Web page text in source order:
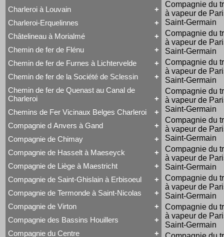
Série 29 II
Série 73
Série 82
Marchandises
Voyageurs
Tout CERTUS
Class 66
DE 18
Série 27
Série 77
Charleroi à Louvain
Tout Charleroi à Louvain
23 à 25
50 à 53
60 à 61
62 à 63
94 à 95
Charleroi-Erquelinnes
Tout Charleroi-Erquelinnes
David Joy
Saint-Léonard
Varsovie-Vienne
Châtelineau à Morialmé
Tout Châtelineau à Morialmé
42 à 44
Chemin de fer de Flénu
Tout Chemin de fer de Flénu
Chemin de fer de Flénu
Chemin de fer de Furnes à Lichtervelde
Tout Chemin de fer de Furnes à Lichtervelde
Saint-Léonard
Chemin de fer de la Société de Sclessin
Tout Chemin de fer de la Société de Sclessin
Saint-Léonard
Chemin de fer de Quenast au Canal de
Charleroi
Tout Chemin de fer de Quenast au Canal de
Charleroi
Chemin de fer de Quenast au Canal de Charleroi
Chemins de Fer Vicinaux Belges Charleroi
Tout Chemins de Fer Vicinaux Belges Charleroi
Chemins de Fer Vicinaux Belges Charleroi
Compagnie d Anvers à Gand
Tout Compagnie d Anvers à Gand
3H
4H
5H
De Ridder
Compagnie de Chimay
Tout Compagnie de Chimay
1 à 5 (Ravachol)
51-64 (Revolver)
1 à 5
120 T Nord 2.921 à 2.950
671-676 (Viennoises)
701-710 (Engerth)
711-755 (180 unités)
Engerth
G 71
Train-Tramway
Compagnie de Hasselt à Maeseyck
Tout Compagnie de Hasselt à Maeseyck
Compagnie de Hasselt à Maeseyck
Tubize Type 10
Compagnie de Liège à Maestricht
Tout Compagnie de Liège à Maestricht
Compagnie de Liège à Maestricht
Mammouth Nord-Belge
Train-Tramway
Type 28 EB
Compagnie de Saint-Ghislain à Erbisoeul
Tout Compagnie de Saint-Ghislain à Erbisoeul
Marchandises
Voyageurs
Compagnie de Termonde à Saint-Nicolas
Tout Compagnie de Termonde à Saint-Nicolas
Cockerill
Compagnie de Termonde à Saint-Nicolas
Fox, Walker & Co
Compagnie de Virton
Tout Compagnie de Virton
Compagnie de Virton
Compagnie des Bassins Houillers
Compagnie du Centre
Compagnie du
à vapeur de
Saint-Germain
Compagnie du
à vapeur de
Saint-Germain
Compagnie du
à vapeur de
Saint-Germain
Compagnie du
à vapeur de
Saint-Germain
Compagnie du
à vapeur de
Saint-Germain
Compagnie du
à vapeur de
Saint-Germain
Compagnie du
à vapeur de
Saint-Germain
Compagnie du
à vapeur de
Saint-Germain